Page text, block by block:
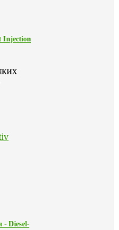
Injection
- Diesel-